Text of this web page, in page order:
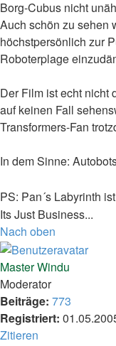
Borg-Cubus nicht
Auch schön zu sehen
höchstpersönlich zur
Roboterplage
Der Film ist echt nicht
auf keinen Fall
Transformers-Fan
In dem Sinne:
PS: Pan´s Labyrinth
Its Just Business...
Nach oben
Master Windu
Moderator
Beiträge: 773
Registriert:
Zitieren